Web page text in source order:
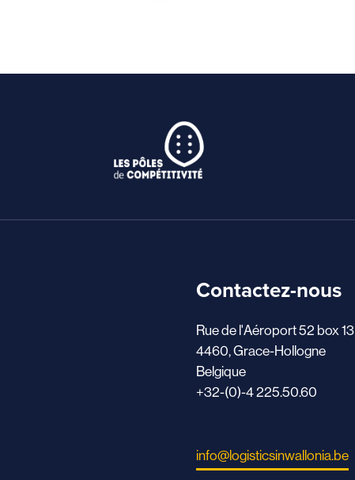
Contactez-nous
Rue de l'Aéroport 52 box 13
4460, Grace-Hollogne
Belgique
+32-(0)-4 225.50.60
info@logisticsinwallonia.be